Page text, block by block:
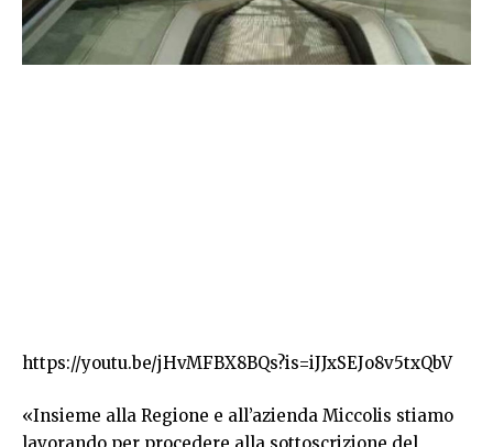
https://youtu.be/jHvMFBX8BQs?is=iJJxSEJo8v5txQbV
«Insieme alla Regione e all’azienda Miccolis stiamo
lavorando per procedere alla sottoscrizione del